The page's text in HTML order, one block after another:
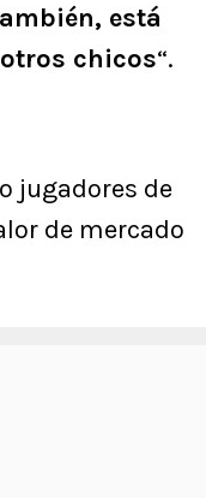
está
chicos“.
jugadores de
de mercado